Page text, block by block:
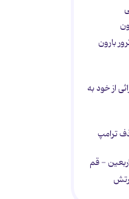
بارون
میراثی از خود به
ترامپ
- قم